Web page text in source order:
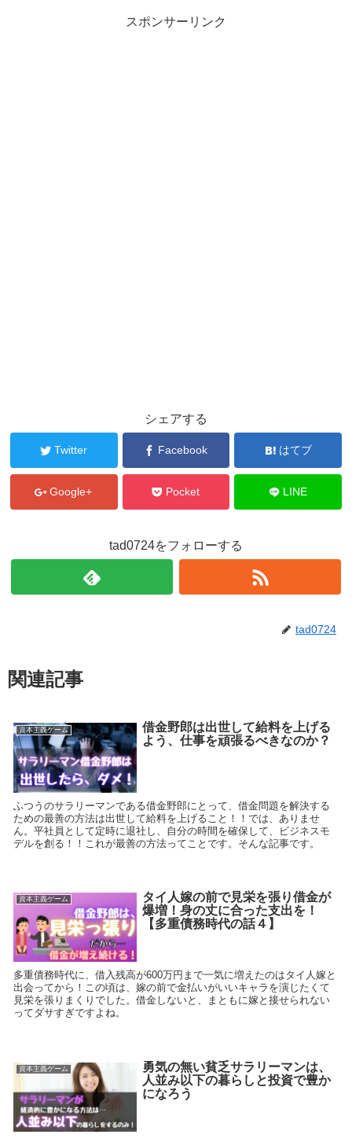
スポンサーリンク
シェアする
Twitter Facebook はてブ
Google+ Pocket LINE
tad0724をフォローする
tad0724
関連記事
資本主義ゲーム
借金野郎は出世して給料を上げる
よう、仕事を頑張るべきなのか？
ふつうのサラリーマンである借金野郎にとって、借金問題を解決する
ための最善の方法は出世して給料を上げること！！では、ありませ
ん。平社員として定時に退社し、自分の時間を確保して、ビジネスモ
デルを創る！！これが最善の方法ってことです。そんな記事です。
資本主義ゲーム
タイ人嫁の前で見栄を張り借金が
爆増！身の丈に合った支出を！
【多重債務時代の話４】
多重債務時代に、借入残高が600万円まで一気に増えたのはタイ人嫁と
出会ってから！この頃は、嫁の前で金払いがいいキャラを演じたくて
見栄を張りまくりでした。借金しないと、まともに嫁と接せられない
ってダサすぎですよね。
資本主義ゲーム
勇気の無い貧乏サラリーマンは、
人並み以下の暮らしと投資で豊か
になろう